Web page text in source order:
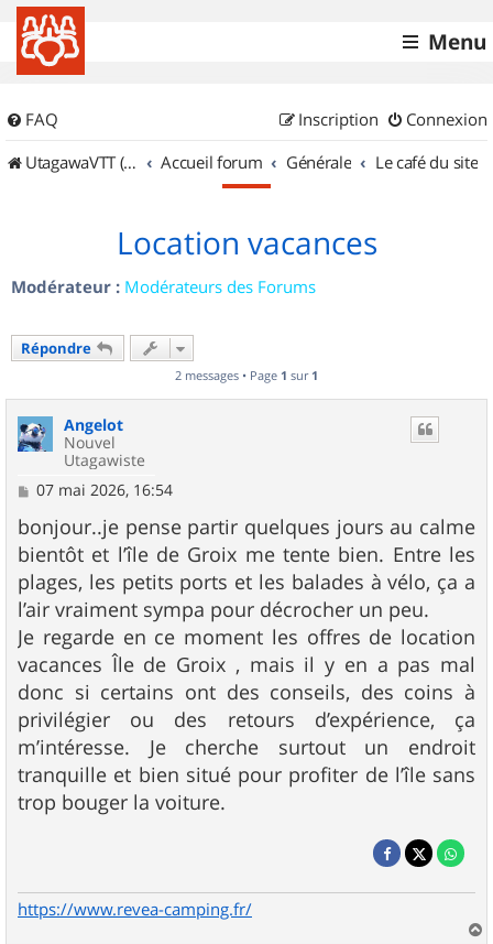
Menu
FAQ Connexion
Inscription
UtagawaVTT (Randos VTT et VTTAE avec traces GPS)
Accueil forum Générale Le café du site
Location vacances
Modérateur : Modérateurs des Forums
Répondre
2 messages • Page 1 sur 1
Angelot
Nouvel
Utagawiste
M
s
s
a
g
e
07 mai 2026, 16:54
bonjour..je pense partir quelques jours au calme
bientôt et l’île de Groix me tente bien. Entre les
plages, les petits ports et les balades à vélo, ça a
l’air vraiment sympa pour décrocher un peu.
Je regarde en ce moment les offres de location
vacances Île de Groix , mais il y en a pas mal
donc si certains ont des conseils, des coins à
privilégier ou des retours d’expérience, ça
m’intéresse. Je cherche surtout un endroit
tranquille et bien situé pour profiter de l’île sans
trop bouger la voiture.
https://www.revea-camping.fr/